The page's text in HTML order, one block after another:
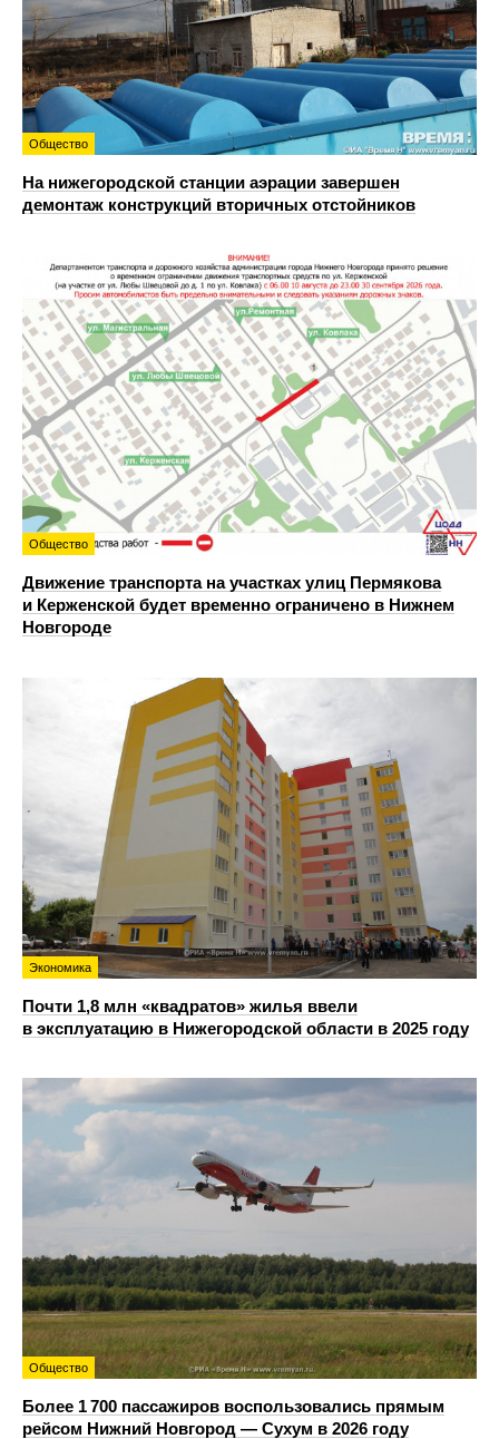
Общество
На нижегородской станции аэрации завершен
демонтаж конструкций вторичных отстойников
Общество
Движение транспорта на участках улиц Пермякова
и Керженской будет временно ограничено в Нижнем
Новгороде
Экономика
Почти 1,8 млн «квадратов» жилья ввели
в эксплуатацию в Нижегородской области в 2025 году
Общество
Более 1 700 пассажиров воспользовались прямым
рейсом Нижний Новгород — Сухум в 2026 году